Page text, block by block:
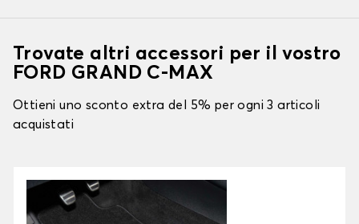
Trovate altri accessori per il vostro
FORD GRAND C-MAX
Ottieni uno sconto extra del 5% per ogni 3 articoli
acquistati